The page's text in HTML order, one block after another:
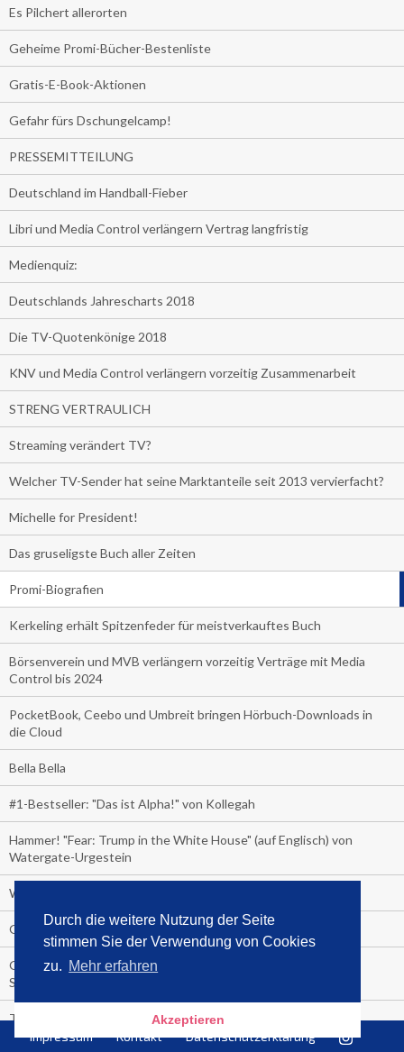
Durch die weitere Nutzung der Seite
stimmen Sie der Verwendung von Cookies
zu. Mehr erfahren
Akzeptieren
Es Pilchert allerorten
Geheime Promi-Bücher-Bestenliste
Gratis-E-Book-Aktionen
Gefahr fürs Dschungelcamp!
PRESSEMITTEILUNG
Deutschland im Handball-Fieber
Libri und Media Control verlängern Vertrag langfristig
Medienquiz:
Deutschlands Jahrescharts 2018
Die TV-Quotenkönige 2018
KNV und Media Control verlängern vorzeitig Zusammenarbeit
STRENG VERTRAULICH
Streaming verändert TV?
Welcher TV-Sender hat seine Marktanteile seit 2013 vervierfacht?
Michelle for President!
Das gruseligste Buch aller Zeiten
Promi-Biografien
Kerkeling erhält Spitzenfeder für meistverkauftes Buch
Börsenverein und MVB verlängern vorzeitig Verträge mit Media
Control bis 2024
PocketBook, Ceebo und Umbreit bringen Hörbuch-Downloads in
die Cloud
Bella Bella
#1-Bestseller: "Das ist Alpha!" von Kollegah
Hammer! "Fear: Trump in the White House" (auf Englisch) von
Watergate-Urgestein
Wie alt sind die TV-Zuschauer
Geisterfahrer auf Überholspur
Gegen Einsamkeit: Single-Haushalte schauen täglich fast 6
Stunden TV
TV-Quote:
Impressum Kontakt Datenschutzerklärung